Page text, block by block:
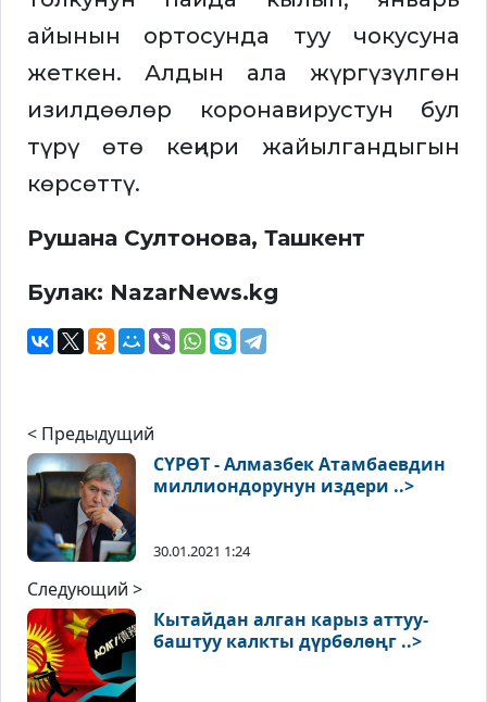
айынын ортосунда туу чокусуна
жеткен. Алдын ала жүргүзүлгөн
изилдөөлөр коронавирустун бул
түрү өтө кеңири жайылгандыгын
көрсөттү.
Рушана Султонова, Ташкент
Булак: NazarNews.kg
< Предыдущий
СҮРӨТ - Алмазбек Атамбаевдин
миллиондорунун издери ..>
30.01.2021 1:24
Следующий >
Кытайдан алган карыз аттуу-
баштуу калкты дүрбөлөңг ..>